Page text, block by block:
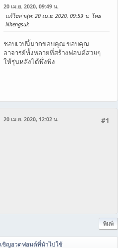
20 เม.ย. 2020, 09:49 น.
แก้ไขล่าสุด: 20 เม.ย. 2020, 09:59 น. โดย
Nhengsuk
ชอบเวปนี้มากขอบคุณ ขอบคุณ
อาจารย์ทั้งหลายที่สร้างฟอนต์สวยๆ
ให้รุ่นหลังได้พึ่งพิง
#1
20 เม.ย. 2020, 12:02 น.
พิมพ์
เชิญอวดฟอนต์ที่นำไปใช้